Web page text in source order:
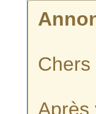
Après